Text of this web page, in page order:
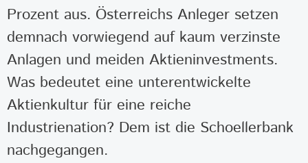
Prozent aus. Österreichs Anleger setzen
demnach vorwiegend auf kaum verzinste
Anlagen und meiden Aktieninvestments.
Was bedeutet eine unterentwickelte
Aktienkultur für eine reiche
Industrienation? Dem ist die Schoellerbank
nachgegangen.